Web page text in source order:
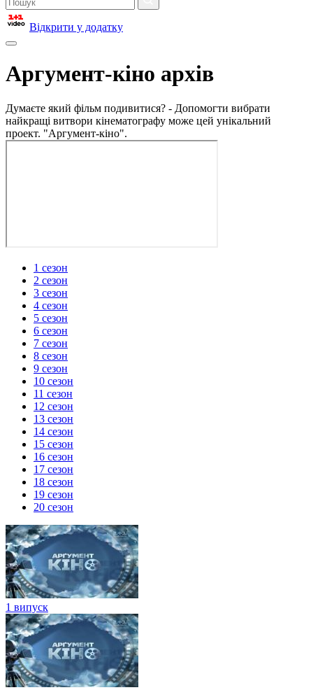
Відкрити у додатку
Аргумент-кіно архів
Думаєте який фільм подивитися? - Допомогти вибрати
найкращі витвори кінематографу може цей унікальний
проект. "Аргумент-кіно".
1 сезон
2 сезон
3 сезон
4 сезон
5 сезон
6 сезон
7 сезон
8 сезон
9 сезон
10 сезон
11 сезон
12 сезон
13 сезон
14 сезон
15 сезон
16 сезон
17 сезон
18 сезон
19 сезон
20 сезон
1 випуск